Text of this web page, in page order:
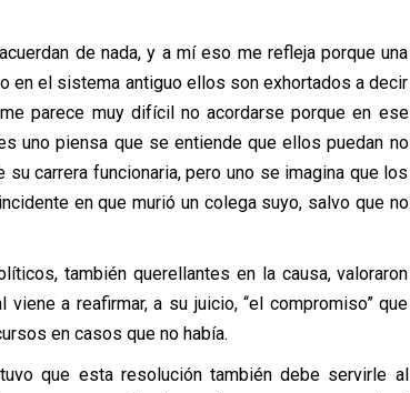
de nada, y a mí eso me refleja porque una
en el sistema antiguo ellos son exhortados a decir
parece muy difícil no acordarse porque en ese
uno piensa que se entiende que ellos puedan no
carrera funcionaria, pero uno se imagina que los
en que murió un colega suyo, salvo que no
también querellantes en la causa, valoraron
a reafirmar, a su juicio, “el compromiso” que
en casos que no había.
que esta resolución también debe servirle al